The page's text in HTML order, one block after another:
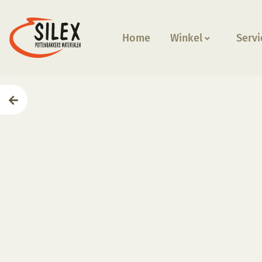
Home Winkel